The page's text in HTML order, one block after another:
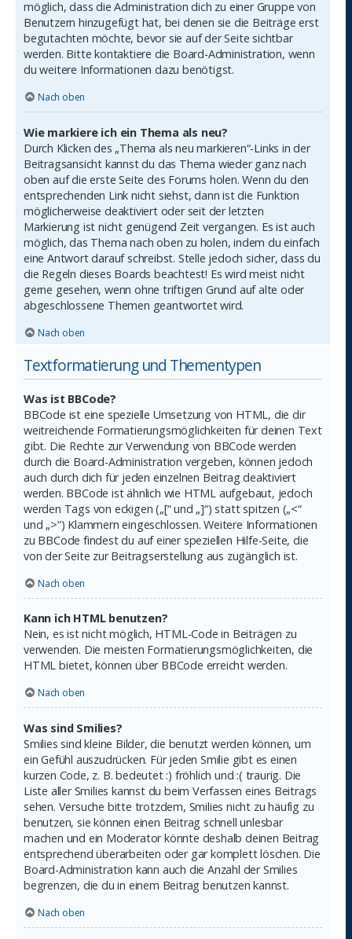
möglich, dass die Administration dich zu einer Gruppe von
Benutzern hinzugefügt hat, bei denen sie die Beiträge erst
begutachten möchte, bevor sie auf der Seite sichtbar
werden. Bitte kontaktiere die Board-Administration, wenn
du weitere Informationen dazu benötigst.
Nach oben
Wie markiere ich ein Thema als neu?
Durch Klicken des „Thema als neu markieren“-Links in der
Beitragsansicht kannst du das Thema wieder ganz nach
oben auf die erste Seite des Forums holen. Wenn du den
entsprechenden Link nicht siehst, dann ist die Funktion
möglicherweise deaktiviert oder seit der letzten
Markierung ist nicht genügend Zeit vergangen. Es ist auch
möglich, das Thema nach oben zu holen, indem du einfach
eine Antwort darauf schreibst. Stelle jedoch sicher, dass du
die Regeln dieses Boards beachtest! Es wird meist nicht
gerne gesehen, wenn ohne triftigen Grund auf alte oder
abgeschlossene Themen geantwortet wird.
Nach oben
Textformatierung und Thementypen
Was ist BBCode?
BBCode ist eine spezielle Umsetzung von HTML, die dir
weitreichende Formatierungsmöglichkeiten für deinen Text
gibt. Die Rechte zur Verwendung von BBCode werden
durch die Board-Administration vergeben, können jedoch
auch durch dich für jeden einzelnen Beitrag deaktiviert
werden. BBCode ist ähnlich wie HTML aufgebaut, jedoch
werden Tags von eckigen („[“ und „]“) statt spitzen („<“
und „>“) Klammern eingeschlossen. Weitere Informationen
zu BBCode findest du auf einer speziellen Hilfe-Seite, die
von der Seite zur Beitragserstellung aus zugänglich ist.
Nach oben
Kann ich HTML benutzen?
Nein, es ist nicht möglich, HTML-Code in Beiträgen zu
verwenden. Die meisten Formatierungsmöglichkeiten, die
HTML bietet, können über BBCode erreicht werden.
Nach oben
Was sind Smilies?
Smilies sind kleine Bilder, die benutzt werden können, um
ein Gefühl auszudrücken. Für jeden Smilie gibt es einen
kurzen Code, z. B. bedeutet :) fröhlich und :( traurig. Die
Liste aller Smilies kannst du beim Verfassen eines Beitrags
sehen. Versuche bitte trotzdem, Smilies nicht zu häufig zu
benutzen, sie können einen Beitrag schnell unlesbar
machen und ein Moderator könnte deshalb deinen Beitrag
entsprechend überarbeiten oder gar komplett löschen. Die
Board-Administration kann auch die Anzahl der Smilies
begrenzen, die du in einem Beitrag benutzen kannst.
Nach oben